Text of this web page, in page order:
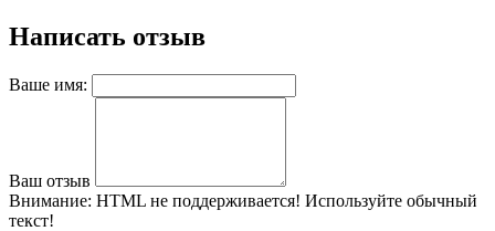
Написать отзыв
Ваше имя:
Ваш отзыв
Внимание: HTML не поддерживается! Используйте обычный
текст!